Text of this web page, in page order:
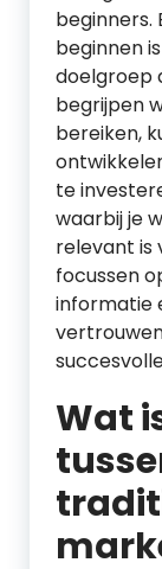
beginners.
beginnen
doelgroep
begrijpen
bereiken,
te
waarbij je
relevant is
focussen
informatie
Wat